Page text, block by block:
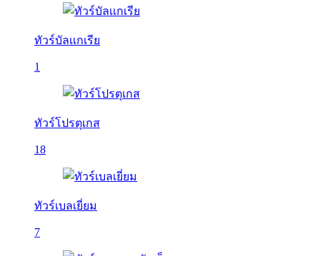
ทัวร์บัลเเกเรีย
1
ทัวร์โปรตุเกส
18
ทัวร์เบลเยี่ยม
7